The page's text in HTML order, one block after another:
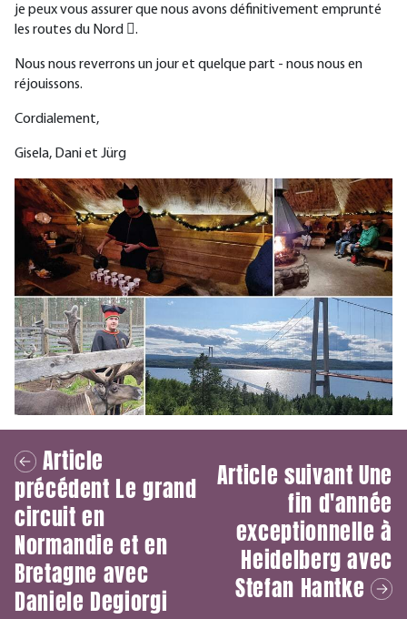
je peux vous assurer que nous avons définitivement emprunté
les routes du Nord .
Nous nous reverrons un jour et quelque part - nous nous en
réjouissons.
Cordialement,
Gisela, Dani et Jürg
Article
précédent Le grand
circuit en
Normandie et en
Bretagne avec
Daniele Degiorgi
Article suivantUne
fin d'année
exceptionnelle à
Heidelberg avec
Stefan Hantke